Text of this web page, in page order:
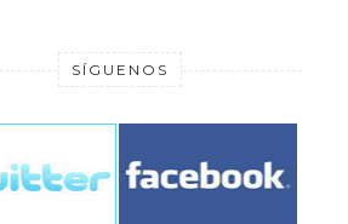
SÍGUENOS